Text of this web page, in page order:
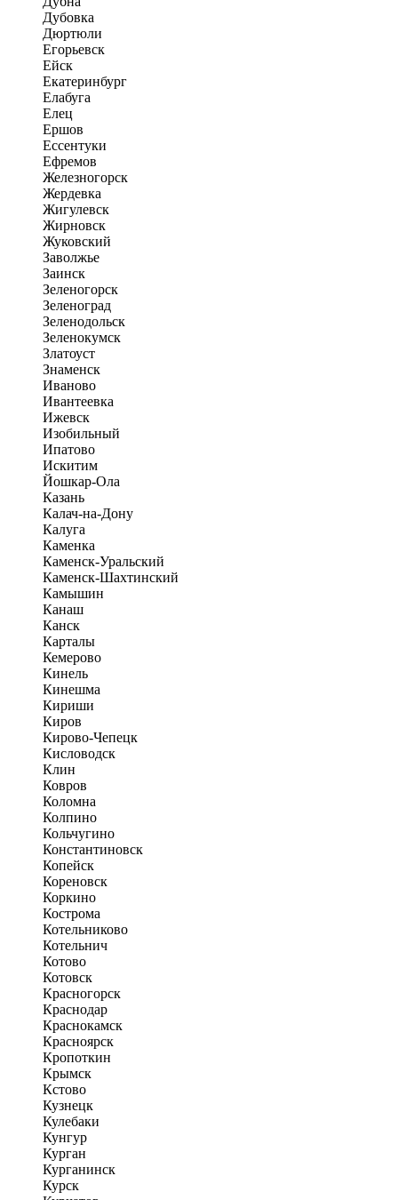
Дубовка
Дюртюли
Егорьевск
Ейск
Екатеринбург
Елабуга
Елец
Ершов
Ессентуки
Ефремов
Железногорск
Жердевка
Жигулевск
Жирновск
Жуковский
Заволжье
Заинск
Зеленогорск
Зеленоград
Зеленодольск
Зеленокумск
Златоуст
Знаменск
Иваново
Ивантеевка
Ижевск
Изобильный
Ипатово
Искитим
Йошкар-Ола
Казань
Калач-на-Дону
Калуга
Каменка
Каменск-Уральский
Каменск-Шахтинский
Камышин
Канаш
Канск
Карталы
Кемерово
Кинель
Кинешма
Кириши
Киров
Кирово-Чепецк
Кисловодск
Клин
Ковров
Коломна
Колпино
Кольчугино
Константиновск
Копейск
Кореновск
Коркино
Кострома
Котельниково
Котельнич
Котово
Котовск
Красногорск
Краснодар
Краснокамск
Красноярск
Кропоткин
Крымск
Кстово
Кузнецк
Кулебаки
Кунгур
Курган
Курганинск
Курск